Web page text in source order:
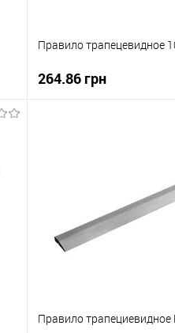
Правило трапецевидное
264.86 грн
Правило